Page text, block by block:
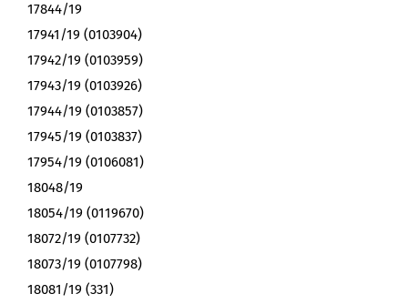
17844/19
17941/19 (0103904)
17942/19 (0103959)
17943/19 (0103926)
17944/19 (0103857)
17945/19 (0103837)
17954/19 (0106081)
18048/19
18054/19 (0119670)
18072/19 (0107732)
18073/19 (0107798)
18081/19 (331)